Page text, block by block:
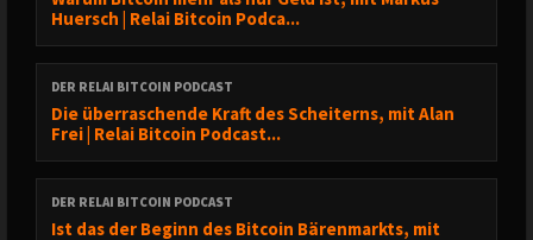
21:15 - Kulturelle Unterschiede in der Bitcoin Adoption
24:01 - Bitcoins Wertversprechen und Marktstrategien
27:08 - Warum es so wichtig ist Bitcoin zu halten
Huersch | Relai Bitcoin Podca...
DER RELAI BITCOIN PODCAST
Die überraschende Kraft des Scheiterns, mit Alan
Frei | Relai Bitcoin Podcast...
DER RELAI BITCOIN PODCAST
Ist das der Beginn des Bitcoin Bärenmarkts, mit